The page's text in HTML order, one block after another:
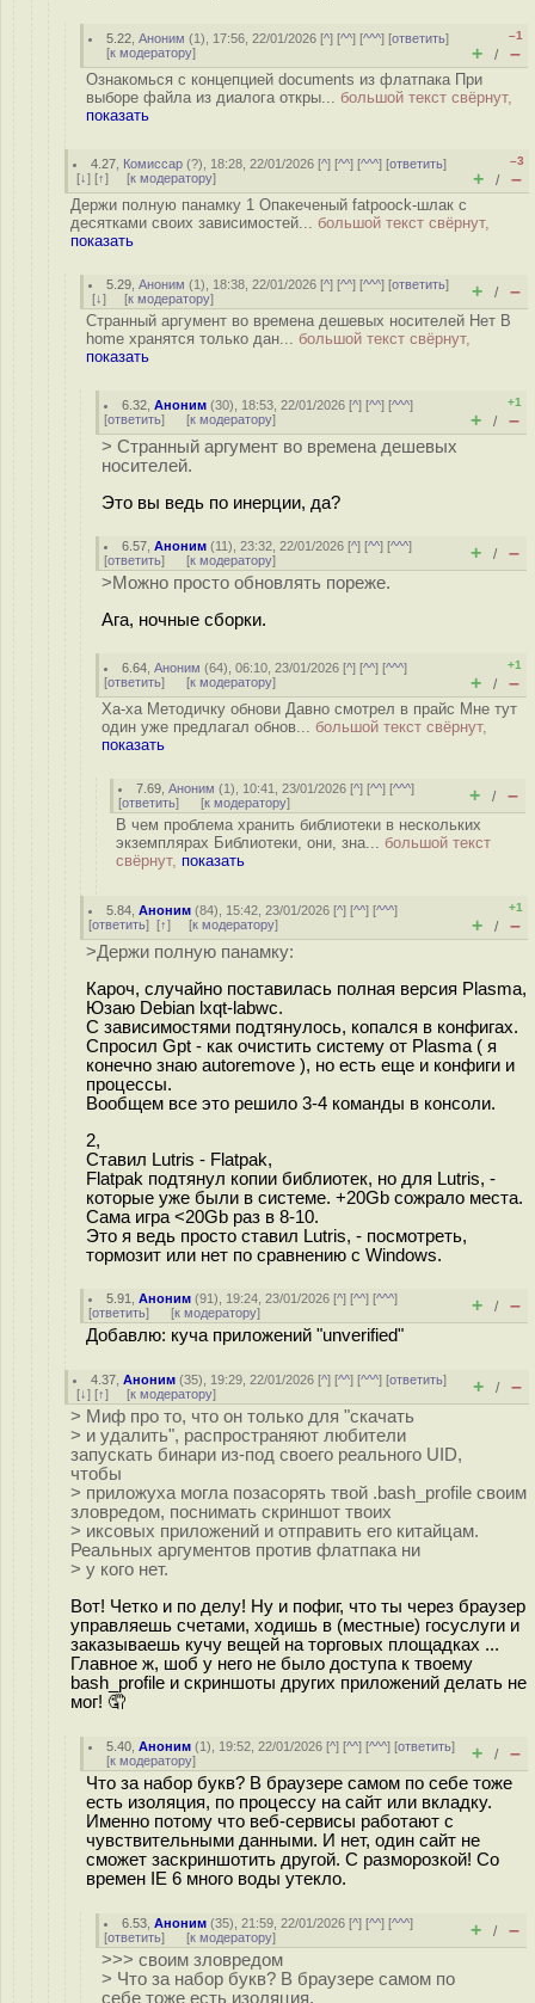
5.22 ,Аноним (1), 17:56, 22/01/2026 [^] [^^] [^^^] [ответить]
[к модератору]
–1
+ / –
Ознакомься с концепцией documents из флатпака При
выборе файла из диалога откры... большой текст свёрнут,
показать
4.27 Комиссар (?), 18:28, 22/01/2026 [^] [^^] [^^^] [ответить]
[↓] [↑] [к модератору]
–3
+ / –
Держи полную панамку 1 Опакеченый fatpoock-шлак с
десятками своих зависимостей... большой текст свёрнут,
показать
5.29 ,Аноним (1), 18:38, 22/01/2026 [^] [^^] [^^^] [ответить]
[↓] [к модератору] + / –
Странный аргумент во времена дешевых носителей Нет В
home хранятся только дан... большой текст свёрнут,
показать
6.32 ,Аноним (30), 18:53, 22/01/2026 [^] [^^] [^^^]
[ответить] [к модератору]
+1
+ / –
> Странный аргумент во времена дешевых
носителей.
Это вы ведь по инерции, да?
6.57 ,Аноним (11), 23:32, 22/01/2026 [^] [^^] [^^^]
[ответить] [к модератору] + / –
>Можно просто обновлять пореже.
Ага, ночные сборки.
6.64 ,Аноним (64), 06:10, 23/01/2026 [^] [^^] [^^^]
[ответить] [к модератору]
+1
+ / –
Ха-ха Методичку обнови Давно смотрел в прайс Мне тут
один уже предлагал обнов... большой текст свёрнут,
показать
7.69 ,Аноним (1), 10:41, 23/01/2026 [^] [^^] [^^^]
[ответить] [к модератору] + / –
В чем проблема хранить библиотеки в нескольких
экземплярах Библиотеки, они, зна... большой текст
свёрнут, показать
5.84 ,Аноним (84), 15:42, 23/01/2026 [^] [^^] [^^^]
[ответить] [↑] [к модератору]
+1
+ / –
>Держи полную панамку:
Кароч, случайно поставилась полная версия Plasma,
Юзаю Debian lxqt-labwc.
С зависимостями подтянулось, копался в конфигах.
Спросил Gpt - как очистить систему от Plasma ( я
конечно знаю autoremove ), но есть еще и конфиги и
процессы.
Вообщем все это решило 3-4 команды в консоли.
2,
Ставил Lutris - Flatpak,
Flatpak подтянул копии библиотек, но для Lutris, -
которые уже были в системе. +20Gb сожрало места.
Сама игра <20Gb раз в 8-10.
Это я ведь просто ставил Lutris, - посмотреть,
тормозит или нет по сравнению с Windows.
5.91 ,Аноним (91), 19:24, 23/01/2026 [^] [^^] [^^^]
[ответить] [к модератору] + / –
Добавлю: куча приложений "unverified"
4.37 ,Аноним (35), 19:29, 22/01/2026 [^] [^^] [^^^] [ответить]
[↓] [↑] [к модератору] + / –
> Миф про то, что он только для "скачать
> и удалить", распространяют любители
запускать бинари из-под своего реального UID,
чтобы
> приложуха могла позасорять твой .bash_profile своим
зловредом, поснимать скриншот твоих
> иксовых приложений и отправить его китайцам.
Реальных аргументов против флатпака ни
> у кого нет.
Вот! Четко и по делу! Ну и пофиг, что ты через браузер
управляешь счетами, ходишь в (местные) госуслуги и
заказываешь кучу вещей на торговых площадках ...
Главное ж, шоб у него не было доступа к твоему
bash_profile и скриншоты других приложений делать не
мог! 🤦
5.40 ,Аноним (1), 19:52, 22/01/2026 [^] [^^] [^^^] [ответить]
[к модератору] + / –
Что за набор букв? В браузере самом по себе тоже
есть изоляция, по процессу на сайт или вкладку.
Именно потому что веб-сервисы работают с
чувствительными данными. И нет, один сайт не
сможет заскриншотить другой. С разморозкой! Со
времен IE 6 много воды утекло.
6.53 ,Аноним (35), 21:59, 22/01/2026 [^] [^^] [^^^]
[ответить] [к модератору] + / –
>>> своим зловредом
> Что за набор букв? В браузере самом по
себе тоже есть изоляция,